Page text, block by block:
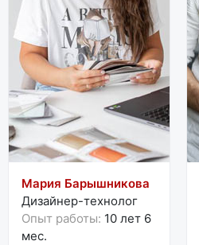
Мария Барышникова
Дизайнер-технолог
Опыт работы: 10 лет 6
мес.